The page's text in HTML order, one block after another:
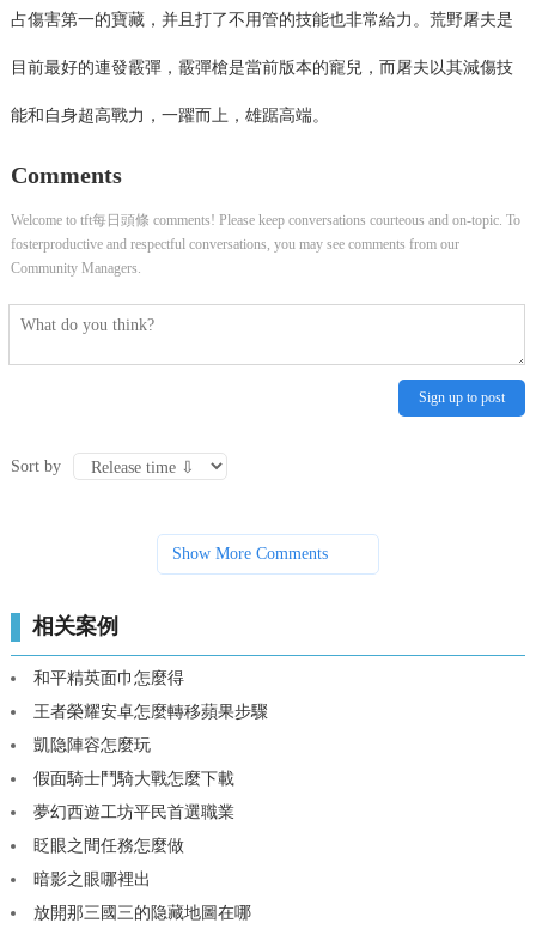
占傷害第一的寶藏，并且打了不用管的技能也非常給力。荒野屠夫是
目前最好的連發霰彈，霰彈槍是當前版本的寵兒，而屠夫以其減傷技
能和自身超高戰力，一躍而上，雄踞高端。
Comments
Welcome to tft每日頭條 comments! Please keep conversations courteous and on-topic. To
fosterproductive and respectful conversations, you may see comments from our
Community Managers.
Sign up to post
Sort by
Show More Comments
相关案例
和平精英面巾怎麼得
王者榮耀安卓怎麼轉移蘋果步驟
凱隐陣容怎麼玩
假面騎士鬥騎大戰怎麼下載
夢幻西遊工坊平民首選職業
眨眼之間任務怎麼做
暗影之眼哪裡出
放開那三國三的隐藏地圖在哪